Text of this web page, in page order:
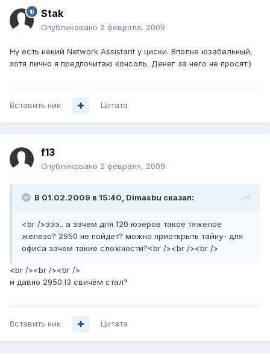
Stak
Опубликовано 2 февраля, 2009
Ну есть некий Network Assistant у циски. Вполне юзабельный,
хотя лично я предпочитаю консоль. Денег за него не просят:)
Вставить ник Цитата
f13
Опубликовано 2 февраля, 2009
В 01.02.2009 в 15:40, Dimasbu сказал:
<br />эээ.. а зачем для 120 юзеров такое тяжелое
железо? 2950 не пойдет? можно приоткрыть тайну- для
офиса зачем такие сложности?<br /><br /><br />
<br /><br /><br />
и давно 2950 l3 свичём стал?
Вставить ник Цитата